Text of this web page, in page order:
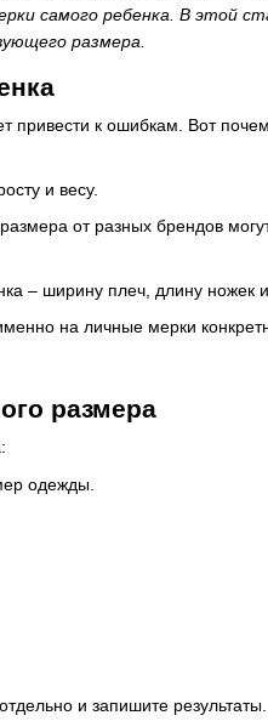
самого ребенка. В этой
размера.
к ошибкам. Вот
и весу.
от разных брендов
– ширину плеч, длину ножек и
на личные мерки
размера
одежды.
и запишите